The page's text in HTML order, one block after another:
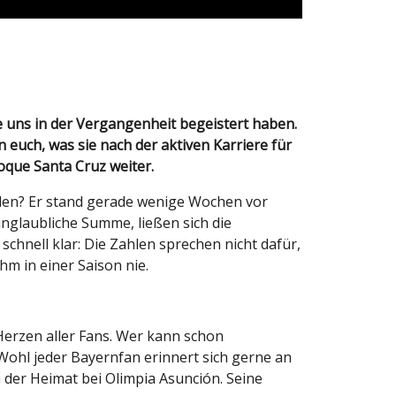
was sie nach der aktiven Karriere für
Santa Cruz weiter.
Er stand gerade wenige Wochen vor
Summe, ließen sich die
klar: Die Zahlen sprechen nicht dafür,
in einer Saison nie.
aller Fans. Wer kann schon
jeder Bayernfan erinnert sich gerne an
Heimat bei Olimpia Asunción. Seine